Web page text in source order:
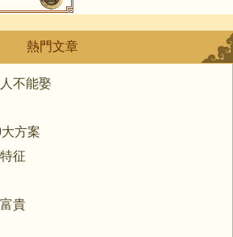
熱門文章
不能娶
方案
征
貴